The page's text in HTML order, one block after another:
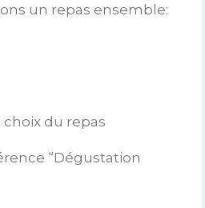
un repas ensemble:
choix du repas
“Dégustation